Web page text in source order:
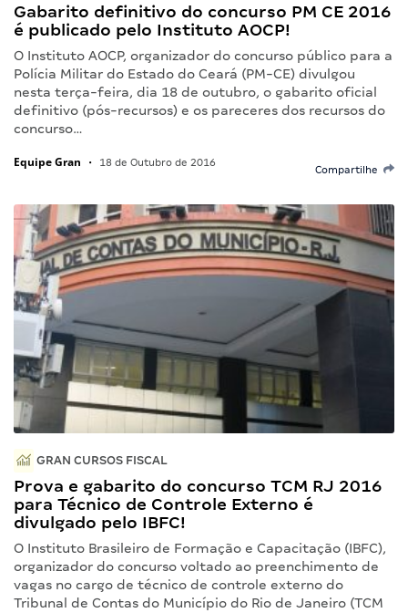
Gabarito definitivo do concurso PM CE 2016
é publicado pelo Instituto AOCP!
O Instituto AOCP, organizador do concurso público para a
Polícia Militar do Estado do Ceará (PM-CE) divulgou
nesta terça-feira, dia 18 de outubro, o gabarito oficial
definitivo (pós-recursos) e os pareceres dos recursos do
concurso…
Equipe Gran • 18 de Outubro de 2016
Compartilhe
GRAN CURSOS FISCAL
Prova e gabarito do concurso TCM RJ 2016
para Técnico de Controle Externo é
divulgado pelo IBFC!
O Instituto Brasileiro de Formação e Capacitação (IBFC),
organizador do concurso voltado ao preenchimento de
vagas no cargo de técnico de controle externo do
Tribunal de Contas do Município do Rio de Janeiro (TCM